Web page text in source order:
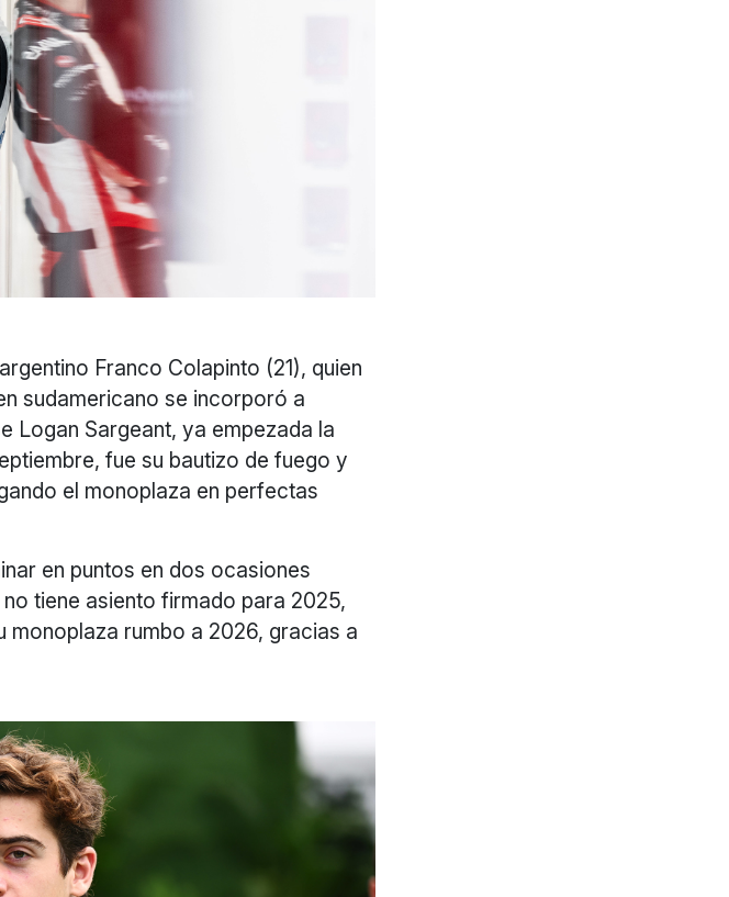
Franco Colapinto (21), quien
sudamericano se incorporó a
Logan Sargeant, ya empezada la
fue su bautizo de fuego y
el monoplaza en perfectas
en puntos en dos ocasiones
tiene asiento firmado para 2025,
monoplaza rumbo a 2026, gracias a